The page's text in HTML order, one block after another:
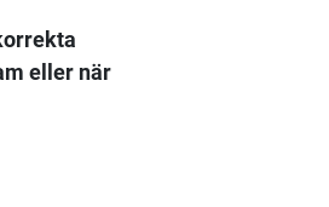
eller när